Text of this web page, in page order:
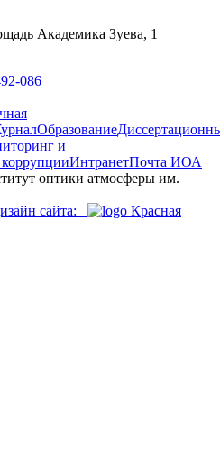
Академика Зуева, 1
086
Образование
и
ИнтранетПочта ИОА
оптики атмосферы им.
сайта:
Красная